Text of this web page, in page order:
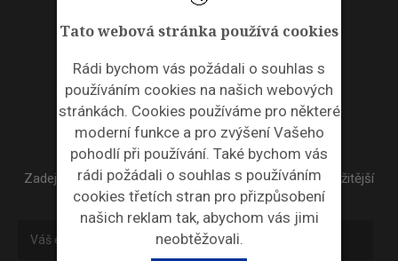
Tato webová stránka používá cookies
Rádi bychom vás požádali o souhlas s
používáním cookies na našich webových
stránkách. Cookies používáme pro některé
moderní funkce a pro zvýšení Vašeho
pohodlí při používání. Také bychom vás
rádi požádali o souhlas s používáním
cookies třetích stran pro přizpůsobení
našich reklam tak, abychom vás jimi
neobtěžovali.
Akce
ODPADNÍ PLASTY
NEWSLETTER
Zadejte váš email a my Vám budeme zasílat ty nejdůležitější
informace, maximálně 1x týdně.